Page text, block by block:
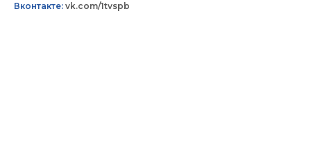
Вконтакте: vk.com/1tvspb